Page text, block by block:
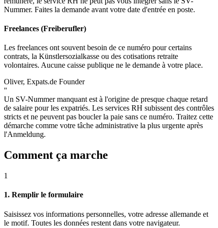
Nummer. Faites la demande avant votre date d'entrée en poste.
Freelances (Freiberufler)
Les freelances ont souvent besoin de ce numéro pour certains
contrats, la Künstlersozialkasse ou des cotisations retraite
volontaires. Aucune caisse publique ne le demande à votre place.
Oliver, Expats.de Founder
"
Un SV-Nummer manquant est à l'origine de presque chaque retard
de salaire pour les expatriés. Les services RH subissent des contrôles
stricts et ne peuvent pas boucler la paie sans ce numéro. Traitez cette
démarche comme votre tâche administrative la plus urgente après
l'Anmeldung.
Comment ça marche
1
1. Remplir le formulaire
Saisissez vos informations personnelles, votre adresse allemande et
le motif. Toutes les données restent dans votre navigateur.